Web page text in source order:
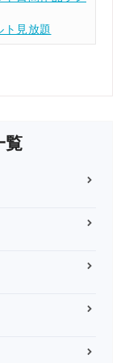
ト見放題
覧